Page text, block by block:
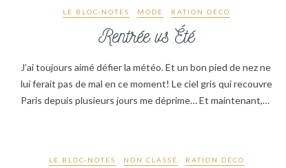
LE BLOC-NOTES MODE RATION DÉCO
Rentrée vs Été
J’ai toujours aimé défier la météo. Et un bon pied de nez ne
lui ferait pas de mal en ce moment! Le ciel gris qui recouvre
Paris depuis plusieurs jours me déprime… Et maintenant,…
LE BLOC-NOTES NON CLASSÉ RATION DÉCO